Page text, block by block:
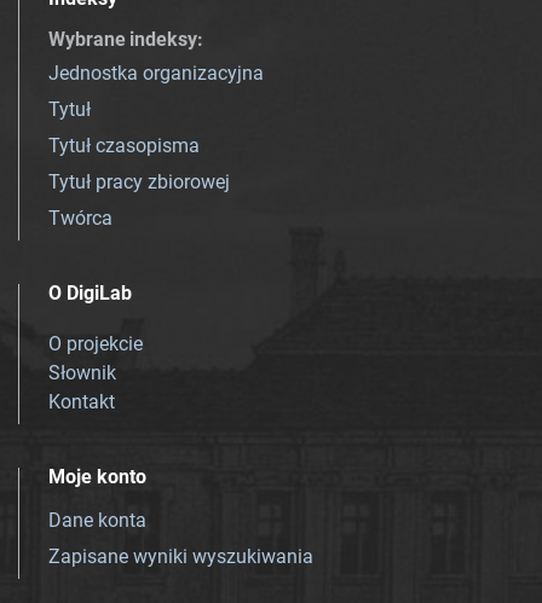
Wybrane indeksy:
Jednostka organizacyjna
Tytuł
Tytuł czasopisma
Tytuł pracy zbiorowej
Twórca
O DigiLab
O projekcie
Słownik
Kontakt
Moje konto
Dane konta
Zapisane wyniki wyszukiwania